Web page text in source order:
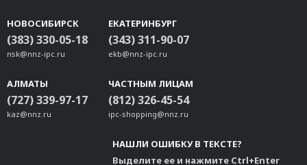
НОВОСИБИРСК
(383) 330-05-18
nsk@nnz-ipc.ru
ЕКАТЕРИНБУРГ
(343) 311-90-07
ekb@nnz-ipc.ru
АЛМАТЫ
(727) 339-97-17
kaz@nnz.ru
ЧАСТНЫМ ЛИЦАМ
(812) 326-45-54
ipc-shopping@nnz.ru
НАШЛИ ОШИБКУ В ТЕКСТЕ?
Выделите ее и нажмите Ctrl+Enter